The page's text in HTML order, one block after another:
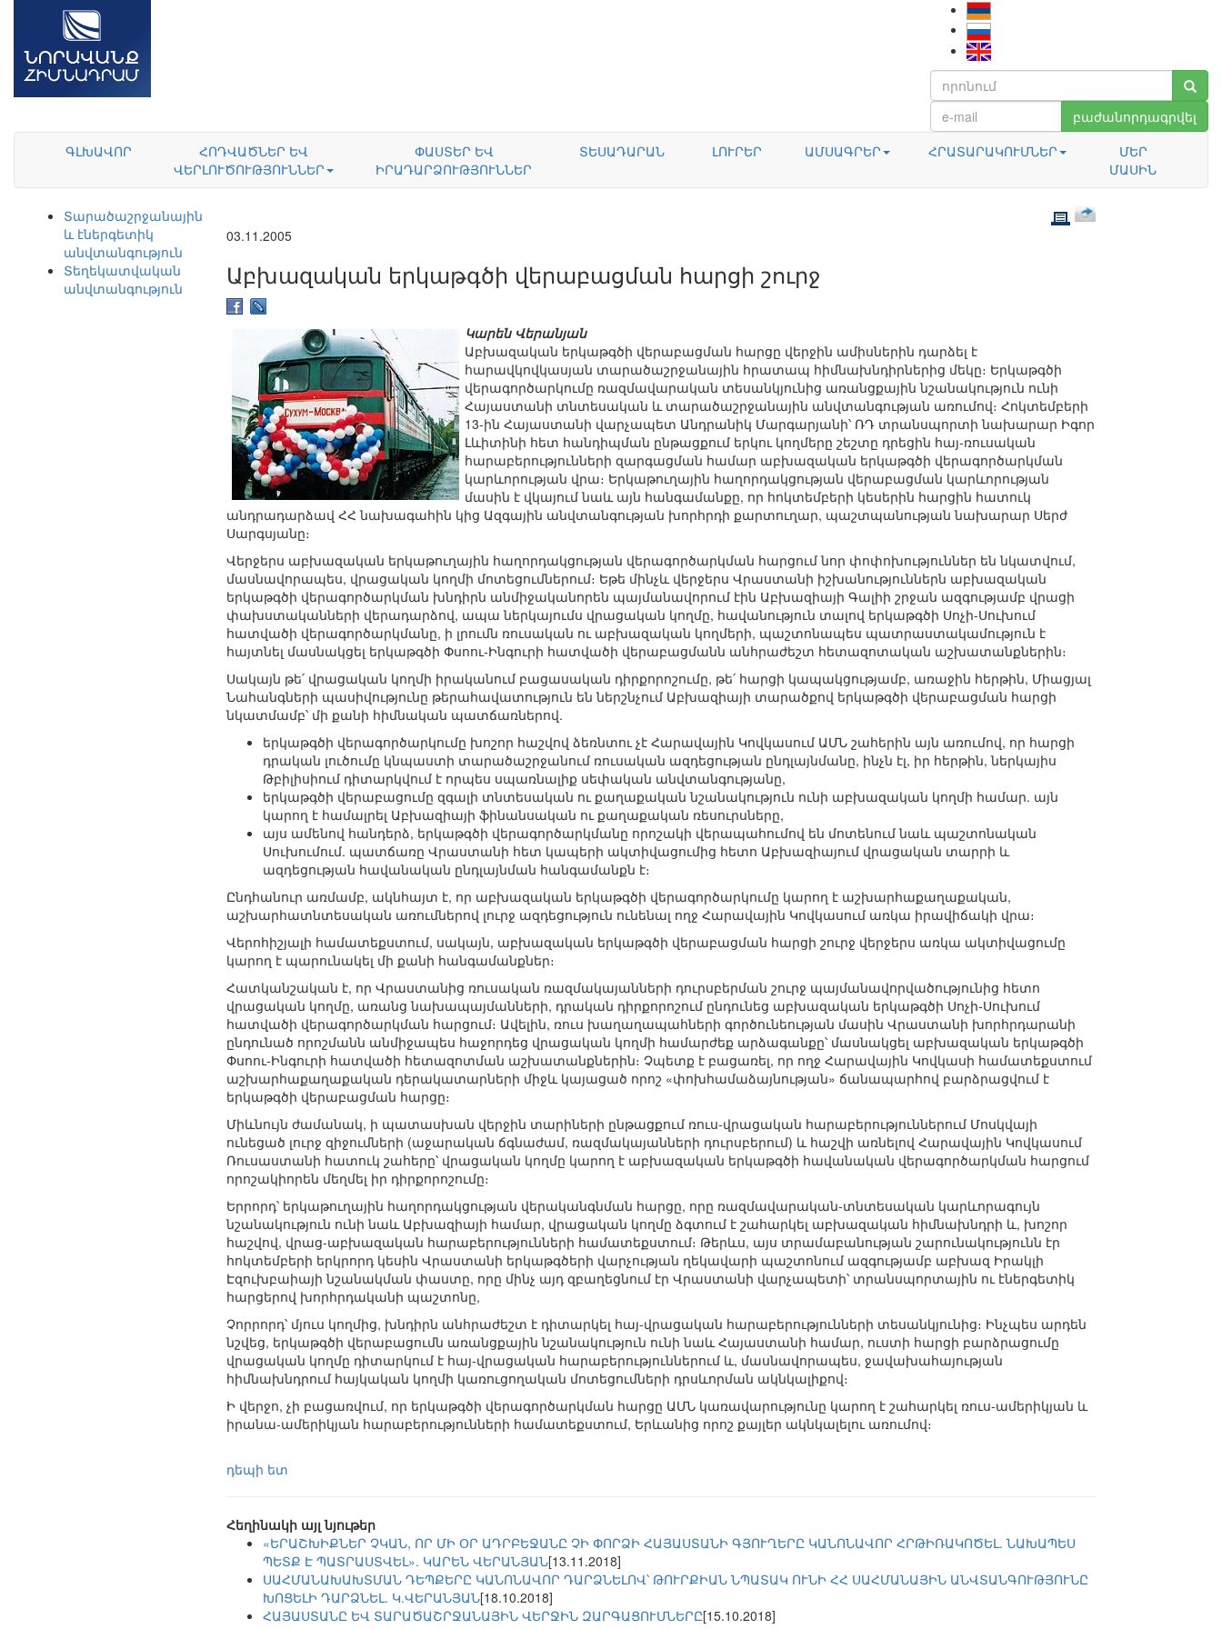
բաժանորդագրվել
ԳԼԽԱՎՈՐ
ՀՈԴՎԱԾՆԵՐ ԵՎ
ՎԵՐԼՈՒԾՈՒԹՅՈՒՆՆԵՐ
ՓԱՍՏԵՐ ԵՎ
ԻՐԱԴԱՐՁՈՒԹՅՈՒՆՆԵՐ
ՏԵՍԱԴԱՐԱՆ ԼՈՒՐԵՐ ԱՄՍԱԳՐԵՐ ՀՐԱՏԱՐԱԿՈՒՄՆԵՐ
ՄԵՐ
ՄԱՍԻՆ
Տարածաշրջանային
և էներգետիկ
անվտանգություն
Տեղեկատվական
անվտանգություն
03.11.2005
Աբխազական երկաթգծի վերաբացման հարցի շուրջ
Կարեն Վերանյան
Աբխազական երկաթգծի վերաբացման հարցը վերջին ամիսներին դարձել է
հարավկովկասյան տարածաշրջանային հրատապ հիմնախնդիրներից մեկը։ Երկաթգծի
վերագործարկումը ռազմավարական տեսանկյունից առանցքային նշանակություն ունի
Հայաստանի տնտեսական և տարածաշրջանային անվտանգության առումով։ Հոկտեմբերի
13-ին Հայաստանի վարչապետ Անդրանիկ Մարգարյանի՝ ՌԴ տրանսպորտի նախարար Իգոր
Լևիտինի հետ հանդիպման ընթացքում երկու կողմերը շեշտը դրեցին հայ-ռուսական
հարաբերությունների զարգացման համար աբխազական երկաթգծի վերագործարկման
կարևորության վրա։ Երկաթուղային հաղորդակցության վերաբացման կարևորության
մասին է վկայում նաև այն հանգամանքը, որ հոկտեմբերի կեսերին հարցին հատուկ
անդրադարձավ ՀՀ նախագահին կից Ազգային անվտանգության խորհրդի քարտուղար, պաշտպանության նախարար Սերժ
Սարգսյանը։
Վերջերս աբխազական երկաթուղային հաղորդակցության վերագործարկման հարցում նոր փոփոխություններ են նկատվում,
մասնավորապես, վրացական կողմի մոտեցումներում։ Եթե մինչև վերջերս Վրաստանի իշխանություններն աբխազական
երկաթգծի վերագործարկման խնդիրն անմիջականորեն պայմանավորում էին Աբխազիայի Գալիի շրջան ազգությամբ վրացի
փախստականների վերադարձով, ապա ներկայումս վրացական կողմը, հավանություն տալով երկաթգծի Սոչի-Սուխում
հատվածի վերագործարկմանը, ի լրումն ռուսական ու աբխազական կողմերի, պաշտոնապես պատրաստակամություն է
հայտնել մասնակցել երկաթգծի Փսոու-Ինգուրի հատվածի վերաբացմանն անհրաժեշտ հետազոտական աշխատանքներին։
Սակայն թե՛ վրացական կողմի իրականում բացասական դիրքորոշումը, թե՛ հարցի կապակցությամբ, առաջին հերթին, Միացյալ
Նահանգների պասիվությունը թերահավատություն են ներշնչում Աբխազիայի տարածքով երկաթգծի վերաբացման հարցի
նկատմամբ՝ մի քանի հիմնական պատճառներով.
երկաթգծի վերագործարկումը խոշոր հաշվով ձեռնտու չէ Հարավային Կովկասում ԱՄՆ շահերին այն առումով, որ հարցի
դրական լուծումը կնպաստի տարածաշրջանում ռուսական ազդեցության ընդլայնմանը, ինչն էլ, իր հերթին, ներկայիս
Թբիլիսիում դիտարկվում է որպես սպառնալիք սեփական անվտանգությանը,
երկաթգծի վերաբացումը զգալի տնտեսական ու քաղաքական նշանակություն ունի աբխազական կողմի համար. այն
կարող է համալրել Աբխազիայի ֆինանսական ու քաղաքական ռեսուրսները,
այս ամենով հանդերձ, երկաթգծի վերագործարկմանը որոշակի վերապահումով են մոտենում նաև պաշտոնական
Սուխումում. պատճառը Վրաստանի հետ կապերի ակտիվացումից հետո Աբխազիայում վրացական տարրի և
ազդեցության հավանական ընդլայնման հանգամանքն է։
Ընդհանուր առմամբ, ակնհայտ է, որ աբխազական երկաթգծի վերագործարկումը կարող է աշխարհաքաղաքական,
աշխարհատնտեսական առումներով լուրջ ազդեցություն ունենալ ողջ Հարավային Կովկասում առկա իրավիճակի վրա։
Վերոհիշյալի համատեքստում, սակայն, աբխազական երկաթգծի վերաբացման հարցի շուրջ վերջերս առկա ակտիվացումը
կարող է պարունակել մի քանի հանգամանքներ։
Հատկանշական է, որ Վրաստանից ռուսական ռազմակայանների դուրսբերման շուրջ պայմանավորվածությունից հետո
վրացական կողմը, առանց նախապայմանների, դրական դիրքորոշում ընդունեց աբխազական երկաթգծի Սոչի-Սուխում
հատվածի վերագործարկման հարցում։ Ավելին, ռուս խաղաղապահների գործունեության մասին Վրաստանի խորհրդարանի
ընդունած որոշմանն անմիջապես հաջորդեց վրացական կողմի համարժեք արձագանքը՝ մասնակցել աբխազական երկաթգծի
Փսոու-Ինգուրի հատվածի հետազոտման աշխատանքներին։ Չպետք է բացառել, որ ողջ Հարավային Կովկասի համատեքստում
աշխարհաքաղաքական դերակատարների միջև կայացած որոշ «փոխհամաձայնության» ճանապարհով բարձրացվում է
երկաթգծի վերաբացման հարցը։
Միևնույն ժամանակ, ի պատասխան վերջին տարիների ընթացքում ռուս-վրացական հարաբերություններում Մոսկվայի
ունեցած լուրջ զիջումների (աջարական ճգնաժամ, ռազմակայանների դուրսբերում) և հաշվի առնելով Հարավային Կովկասում
Ռուսաստանի հատուկ շահերը՝ վրացական կողմը կարող է աբխազական երկաթգծի հավանական վերագործարկման հարցում
որոշակիորեն մեղմել իր դիրքորոշումը։
Երրորդ՝ երկաթուղային հաղորդակցության վերականգնման հարցը, որը ռազմավարական-տնտեսական կարևորագույն
նշանակություն ունի նաև Աբխազիայի համար, վրացական կողմը ձգտում է շահարկել աբխազական հիմնախնդրի և, խոշոր
հաշվով, վրաց-աբխազական հարաբերությունների համատեքստում։ Թերևս, այս տրամաբանության շարունակությունն էր
հոկտեմբերի երկրորդ կեսին Վրաստանի երկաթգծերի վարչության ղեկավարի պաշտոնում ազգությամբ աբխազ Իրակլի
Էզուխբաիայի նշանակման փաստը, որը մինչ այդ զբաղեցնում էր Վրաստանի վարչապետի՝ տրանսպորտային ու էներգետիկ
հարցերով խորհրդականի պաշտոնը,
Չորրորդ՝ մյուս կողմից, խնդիրն անհրաժեշտ է դիտարկել հայ-վրացական հարաբերությունների տեսանկյունից։ Ինչպես արդեն
նշվեց, երկաթգծի վերաբացումն առանցքային նշանակություն ունի նաև Հայաստանի համար, ուստի հարցի բարձրացումը
վրացական կողմը դիտարկում է հայ-վրացական հարաբերություններում և, մասնավորապես, ջավախահայության
հիմնախնդրում հայկական կողմի կառուցողական մոտեցումների դրսևորման ակնկալիքով։
Ի վերջո, չի բացառվում, որ երկաթգծի վերագործարկման հարցը ԱՄՆ կառավարությունը կարող է շահարկել ռուս-ամերիկյան և
իրանա-ամերիկյան հարաբերությունների համատեքստում, Երևանից որոշ քայլեր ակնկալելու առումով։
դեպի ետ
Հեղինակի այլ նյութեր
«ԵՐԱՇԽԻՔՆԵՐ ՉԿԱՆ, ՈՐ ՄԻ ՕՐ ԱԴՐԲԵՋԱՆԸ ՉԻ ՓՈՐՁԻ ՀԱՅԱՍՏԱՆԻ ԳՅՈՒՂԵՐԸ ԿԱՆՈՆԱՎՈՐ ՀՐԹԻՌԱԿՈԾԵԼ. ՆԱԽԱՊԵՍ
ՊԵՏՔ Է ՊԱՏՐԱՍՏՎԵԼ». ԿԱՐԵՆ ՎԵՐԱՆՅԱՆ[13.11.2018]
ՍԱՀՄԱՆԱԽԱԽՏՄԱՆ ԴԵՊՔԵՐԸ ԿԱՆՈՆԱՎՈՐ ԴԱՐՁՆԵԼՈՎ՝ ԹՈՒՐՔԻԱՆ ՆՊԱՏԱԿ ՈՒՆԻ ՀՀ ՍԱՀՄԱՆԱՅԻՆ ԱՆՎՏԱՆԳՈՒԹՅՈՒՆԸ
ԽՈՑԵԼԻ ԴԱՐՁՆԵԼ. Կ.ՎԵՐԱՆՅԱՆ[18.10.2018]
ՀԱՅԱՍՏԱՆԸ ԵՎ ՏԱՐԱԾԱՇՐՋԱՆԱՅԻՆ ՎԵՐՋԻՆ ԶԱՐԳԱՑՈՒՄՆԵՐԸ[15.10.2018]